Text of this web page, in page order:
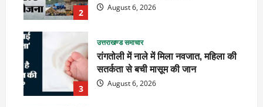
2 August 6, 2026
3
उत्तराखण्ड समाचार
रांगतोली में नाले में मिला नवजात, महिला की
सतर्कता से बची मासूम की जान
August 6, 2026